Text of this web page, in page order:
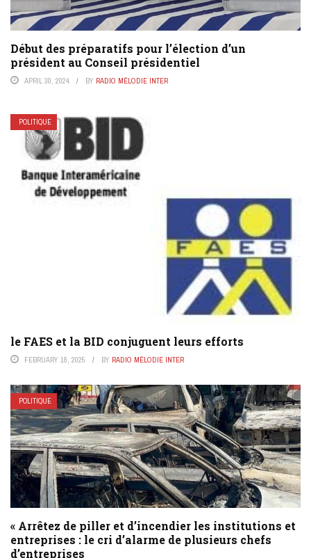
Début des préparatifs pour l’élection d’un
président au Conseil présidentiel
APRIL 30, 2024 BY RADIO MÉLODIE INTER
POLITIQUE
le FAES et la BID conjuguent leurs efforts
FEBRUARY 18, 2025 BY RADIO MÉLODIE INTER
POLITIQUE
« Arrêtez de piller et d’incendier les institutions et
entreprises : le cri d’alarme de plusieurs chefs
d’entreprises